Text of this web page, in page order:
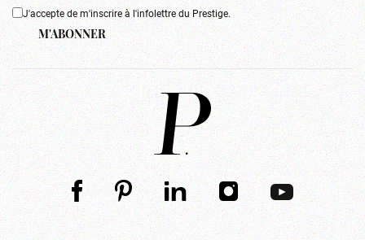
J'accepte de m'inscrire à l'infolettre du Prestige.
M'ABONNER